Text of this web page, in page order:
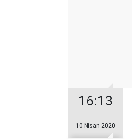
16:13
10 Nisan 2020